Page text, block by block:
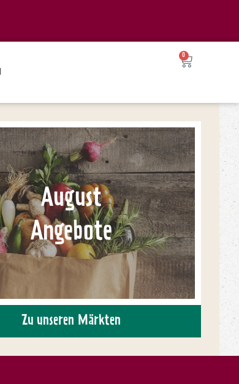
0
August
Angebote
Zu unseren Märkten